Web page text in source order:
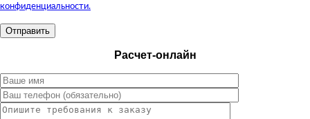
конфиденциальности.
Расчет-онлайн